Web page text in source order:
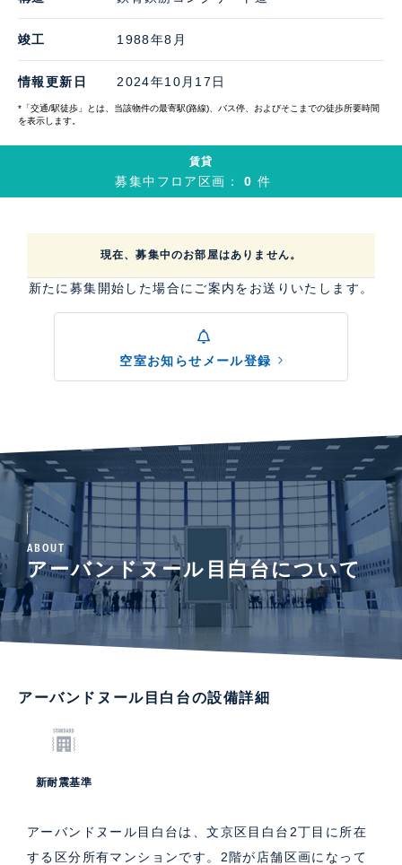
竣工 1988年8月
情報更新日 2024年10月17日
*「交通/駅徒歩」とは、当該物件の最寄駅(路線)、バス停、およびそこまでの徒歩所要時間
を表示します。
賃貸
募集中フロア区画：0件
現在、募集中のお部屋はありません。
新たに募集開始した場合にご案内をお送りいたします。
空室お知らせメール登録
ABOUT
アーバンドヌール目白台について
アーバンドヌール目白台の設備詳細
新耐震基準
アーバンドヌール目白台は、文京区目白台2丁目に所在
する区分所有マンションです。2階が店舗区画になって